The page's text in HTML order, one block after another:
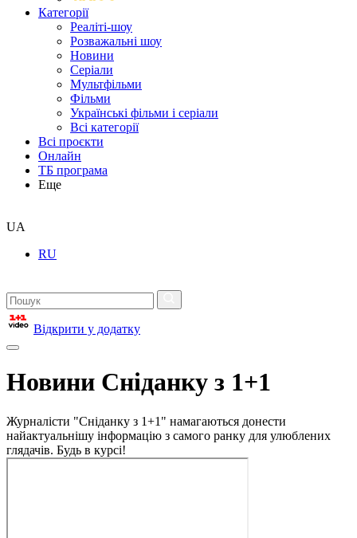
Категорії
Реаліті-шоу
Розважальні шоу
Новини
Серіали
Мультфільми
Фільми
Українські фільми і серіали
Всі категорії
Всі проєкти
Онлайн
ТБ програма
Еще
UA
RU
Відкрити у додатку
Новини Сніданку з 1+1
Журналісти "Сніданку з 1+1" намагаються донести
найактуальнішу інформацію з самого ранку для улюблених
глядачів. Будь в курсі!